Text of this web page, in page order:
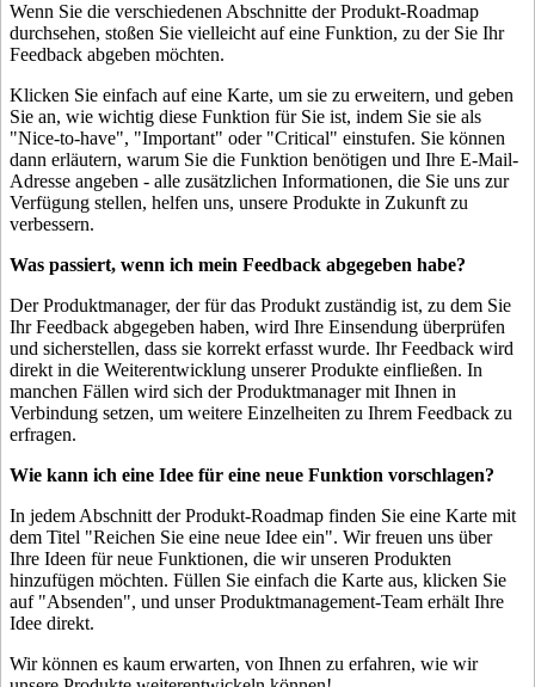
Wenn Sie die verschiedenen Abschnitte der Produkt-Roadmap
durchsehen, stoßen Sie vielleicht auf eine Funktion, zu der Sie Ihr
Feedback abgeben möchten.
Klicken Sie einfach auf eine Karte, um sie zu erweitern, und geben
Sie an, wie wichtig diese Funktion für Sie ist, indem Sie sie als
"Nice-to-have", "Important" oder "Critical" einstufen. Sie können
dann erläutern, warum Sie die Funktion benötigen und Ihre E-Mail-
Adresse angeben - alle zusätzlichen Informationen, die Sie uns zur
Verfügung stellen, helfen uns, unsere Produkte in Zukunft zu
verbessern.
Was passiert, wenn ich mein Feedback abgegeben habe?
Der Produktmanager, der für das Produkt zuständig ist, zu dem Sie
Ihr Feedback abgegeben haben, wird Ihre Einsendung überprüfen
und sicherstellen, dass sie korrekt erfasst wurde. Ihr Feedback wird
direkt in die Weiterentwicklung unserer Produkte einfließen. In
manchen Fällen wird sich der Produktmanager mit Ihnen in
Verbindung setzen, um weitere Einzelheiten zu Ihrem Feedback zu
erfragen.
Wie kann ich eine Idee für eine neue Funktion vorschlagen?
In jedem Abschnitt der Produkt-Roadmap finden Sie eine Karte mit
dem Titel "Reichen Sie eine neue Idee ein". Wir freuen uns über
Ihre Ideen für neue Funktionen, die wir unseren Produkten
hinzufügen möchten. Füllen Sie einfach die Karte aus, klicken Sie
auf "Absenden", und unser Produktmanagement-Team erhält Ihre
Idee direkt.
Wir können es kaum erwarten, von Ihnen zu erfahren, wie wir